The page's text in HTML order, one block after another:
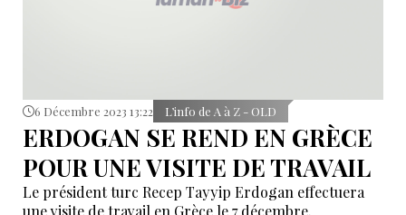
6 Décembre 2023 13:22 L’info de A à Z - OLD
ERDOGAN SE REND EN GRÈCE
POUR UNE VISITE DE TRAVAIL
Le président turc Recep Tayyip Erdogan effectuera
une visite de travail en Grèce le 7 décembre.